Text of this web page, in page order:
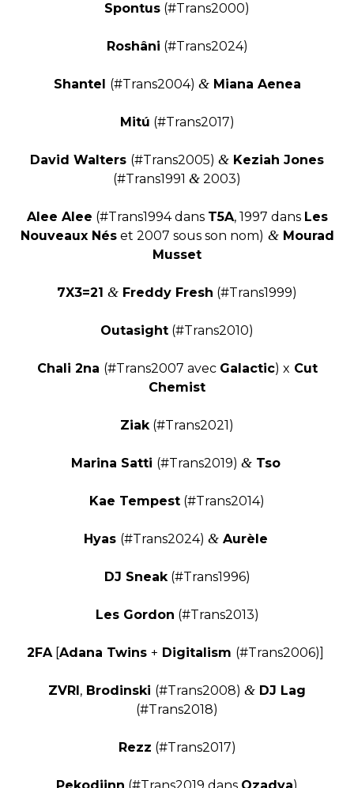
Spontus (#Trans2000)
Roshâni (#Trans2024)
Shantel (#Trans2004) &Miana Aenea
Mitú (#Trans2017)
David Walters (#Trans2005) & Keziah Jones
(#Trans1991 & 2003)
Alee Alee (#Trans1994 dans T5A, 1997 dans Les
Nouveaux Néset 2007 sous son nom) &Mourad
Musset
7X3=21 & Freddy Fresh (#Trans1999)
Outasight (#Trans2010)
Chali 2na (#Trans2007 avec Galactic) x Cut
Chemist
Ziak(#Trans2021)
Marina Satti (#Trans2019) &Tso
Kae Tempest (#Trans2014)
Hyas (#Trans2024) &Aurèle
DJ Sneak(#Trans1996)
Les Gordon (#Trans2013)
2FA[Adana Twins + Digitalism (#Trans2006)]
ZVRI, Brodinski (#Trans2008) & DJ Lag
(#Trans2018)
Rezz (#Trans2017)